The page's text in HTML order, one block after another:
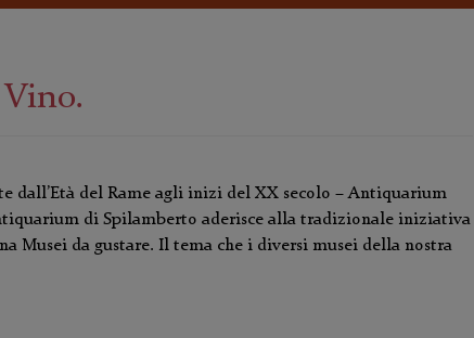
dall’Età del Rame agli inizi del XX secolo – Antiquarium
di Spilamberto aderisce alla tradizionale iniziativa
Musei da gustare. Il tema che i diversi musei della nostra